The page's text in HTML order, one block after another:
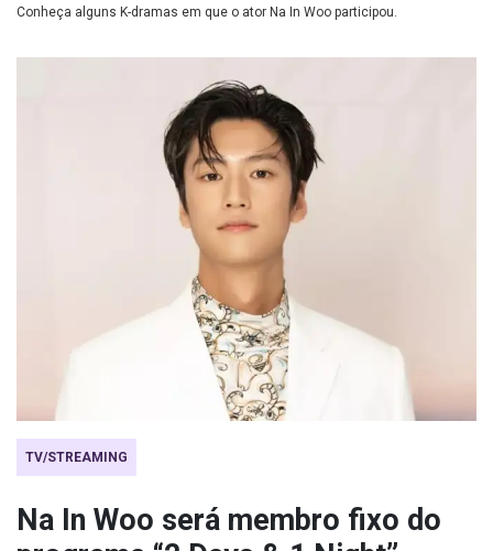
Conheça alguns K-dramas em que o ator Na In Woo participou.
TV/STREAMING
Na In Woo será membro fixo do